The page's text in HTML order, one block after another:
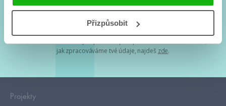
Přizpůsobit
Tvá e-mailová adresa je u nás v bezpečí. Přečti si
jak zpracováváme tvé údaje, najdeš zde.
Projekty